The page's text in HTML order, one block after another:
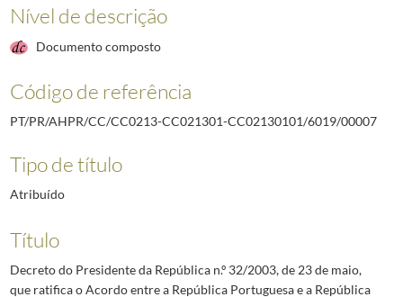
Nível de descrição
Documento composto
Código de referência
PT/PR/AHPR/CC/CC0213-CC021301-CC02130101/6019/00007
Tipo de título
Atribuído
Título
Decreto do Presidente da República n.º 32/2003, de 23 de maio,
que ratifica o Acordo entre a República Portuguesa e a República